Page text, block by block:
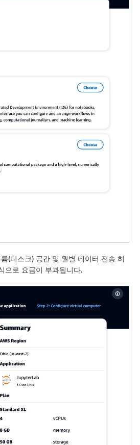
(디스크) 공간 및 월별 데이터 전송 허
으로 요금이 부과됩니다.